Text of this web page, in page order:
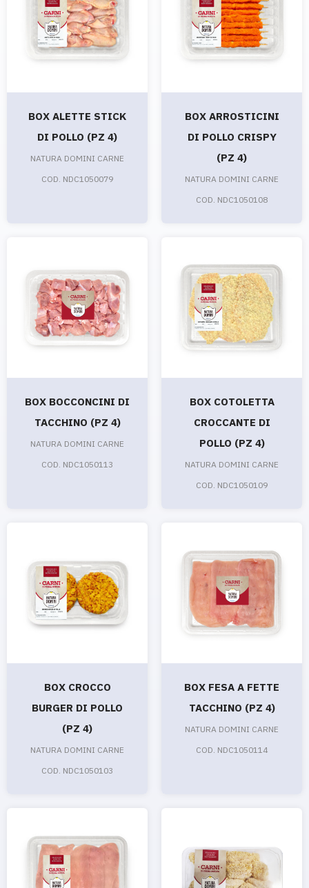
BOX ALETTE STICK
DI POLLO (PZ 4)
NATURA DOMINI CARNE
COD. NDC1050079
BOX ARROSTICINI
DI POLLO CRISPY
(PZ 4)
NATURA DOMINI CARNE
COD. NDC1050108
BOX BOCCONCINI DI
TACCHINO (PZ 4)
NATURA DOMINI CARNE
COD. NDC1050113
BOX COTOLETTA
CROCCANTE DI
POLLO (PZ 4)
NATURA DOMINI CARNE
COD. NDC1050109
BOX CROCCO
BURGER DI POLLO
(PZ 4)
NATURA DOMINI CARNE
COD. NDC1050103
BOX FESA A FETTE
TACCHINO (PZ 4)
NATURA DOMINI CARNE
COD. NDC1050114